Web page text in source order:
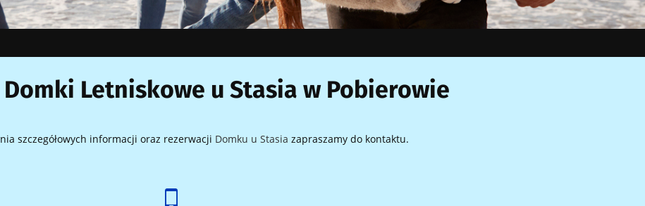
Domki Letniskowe u Stasia w Pobierowie
szczegółowych informacji oraz rezerwacji Domku u Stasia zapraszamy do kontaktu.